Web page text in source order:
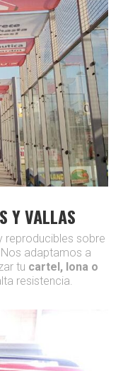
Y VALLAS
reproducibles sobre
adaptamos a
tu cartel, lona o
resistencia.